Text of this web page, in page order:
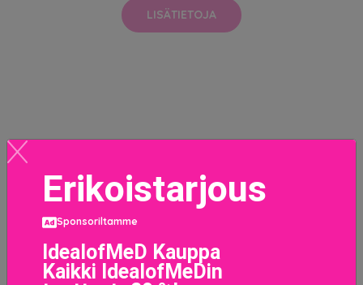
LISÄTIETOJA
Erikoistarjous
Sponsoriltamme
IdealofMeD Kauppa
Kaikki IdealofMeDin